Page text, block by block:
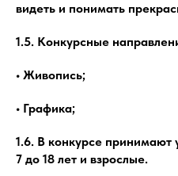
видеть и понимать
1.5. Конкурсные
• Живопись;
• Графика;
1.6. В конкурсе принимают
7 до 18 лет и взрослые.